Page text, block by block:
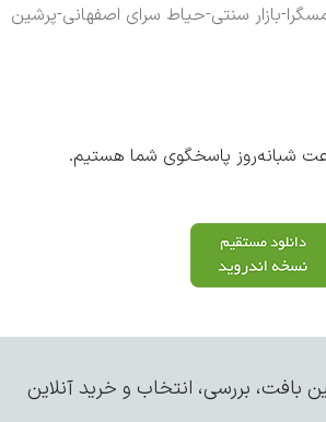
مسگرا-بازار سنتی-حیاط سرای اصفهانی-پرشین
بافت، بررسی، انتخاب و خرید آنلاین